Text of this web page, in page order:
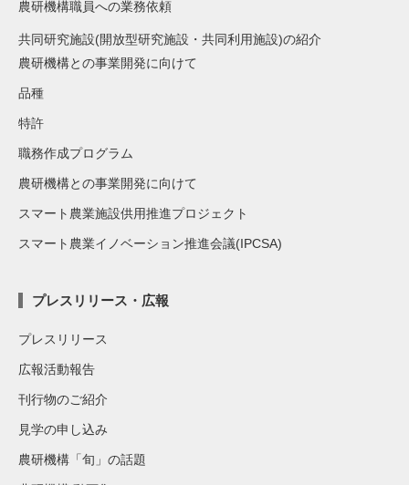
農研機構職員への業務依頼
共同研究施設(開放型研究施設・共同利用施設)の紹介
農研機構との事業開発に向けて
品種
特許
職務作成プログラム
農研機構との事業開発に向けて
スマート農業施設供用推進プロジェクト
スマート農業イノベーション推進会議(IPCSA)
プレスリリース・広報
プレスリリース
広報活動報告
刊行物のご紹介
見学の申し込み
農研機構「旬」の話題